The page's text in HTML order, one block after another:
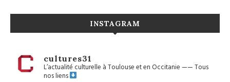
INSTAGRAM
cultures31
L’actualité culturelle à Toulouse et en Occitanie——Tous
nos liens